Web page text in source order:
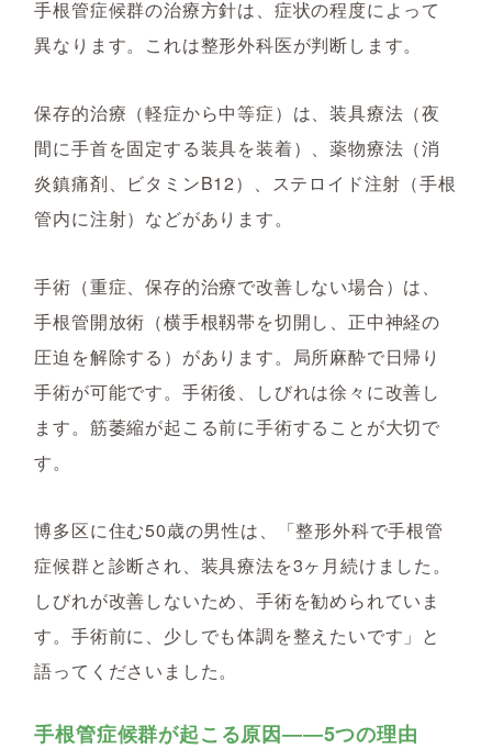
手根管症候群の治療方針は、症状の程度によって
異なります。これは整形外科医が判断します。
保存的治療（軽症から中等症）は、装具療法（夜
間に手首を固定する装具を装着）、薬物療法（消
炎鎮痛剤、ビタミンB12）、ステロイド注射（手根
管内に注射）などがあります。
手術（重症、保存的治療で改善しない場合）は、
手根管開放術（横手根靱帯を切開し、正中神経の
圧迫を解除する）があります。局所麻酔で日帰り
手術が可能です。手術後、しびれは徐々に改善し
ます。筋萎縮が起こる前に手術することが大切で
す。
博多区に住む50歳の男性は、「整形外科で手根管
症候群と診断され、装具療法を3ヶ月続けました。
しびれが改善しないため、手術を勧められていま
す。手術前に、少しでも体調を整えたいです」と
語ってくださいました。
手根管症候群が起こる原因――5つの理由